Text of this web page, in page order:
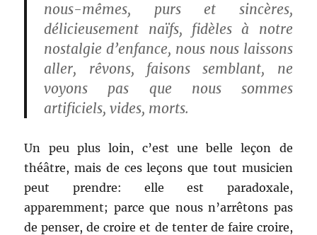
nous-mêmes, purs et sincères,
délicieusement naïfs, fidèles à notre
nostalgie d’enfance, nous nous laissons
aller, rêvons, faisons semblant, ne
voyons pas que nous sommes
artificiels, vides, morts.
Un peu plus loin, c’est une belle leçon de
théâtre, mais de ces leçons que tout musicien
peut prendre: elle est paradoxale,
apparemment; parce que nous n’arrêtons pas
de penser, de croire et de tenter de faire croire,